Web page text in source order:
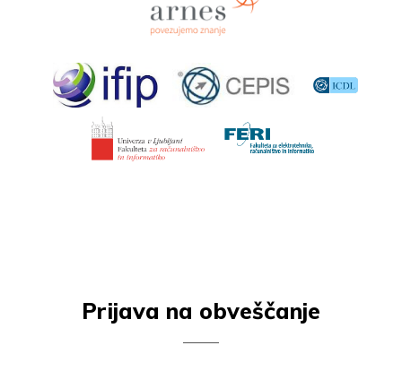
Prijava na obveščanje